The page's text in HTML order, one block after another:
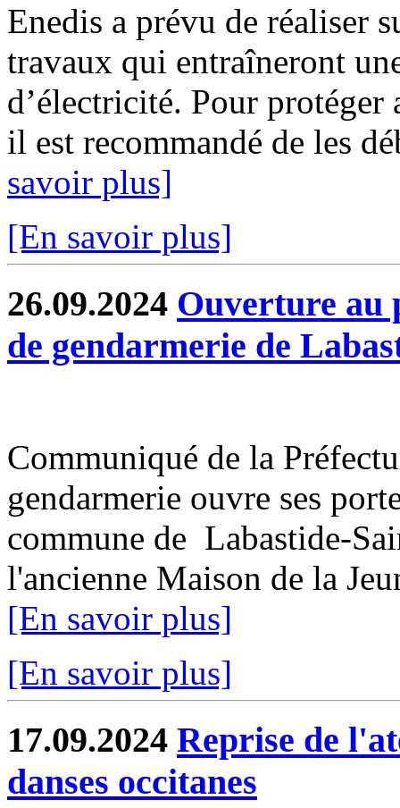
Enedis a prévu de réaliser
travaux qui entraîneront
d’électricité. Pour protéger
il est recommandé de les
savoir plus]
[En savoir plus]
26.09.2024 Ouverture au
de gendarmerie de
Communiqué de la
gendarmerie ouvre ses
commune de Labastide-
l'ancienne Maison de la
[En savoir plus]
[En savoir plus]
17.09.2024 Reprise de
danses occitanes